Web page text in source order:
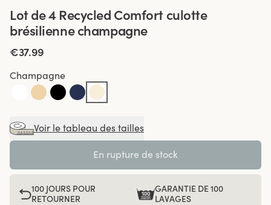
Lot de 4 Recycled Comfort culotte
brésilienne champagne
€37.99
Champagne
Voir le tableau des tailles
En rupture de stock
100 JOURS POUR
RETOURNER
GARANTIE DE 100
LAVAGES